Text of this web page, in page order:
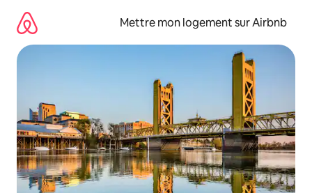
directement
contenu
Mettre mon logement sur Airbnb